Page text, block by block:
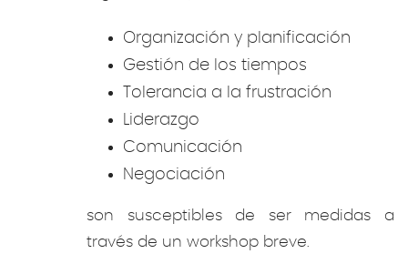
Organización y planificación
Gestión de los tiempos
Tolerancia a la frustración
Liderazgo
Comunicación
Negociación
son susceptibles de ser medidas a
través de un workshop breve.